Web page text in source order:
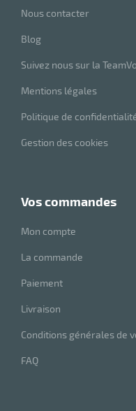
Nous contacter
Blog
Suivez nous sur la
Mentions légales
Politique de
Gestion des cookies
vos commandes
Mon compte
La commande
Paiement
Livraison
Conditions générales de
FAQ